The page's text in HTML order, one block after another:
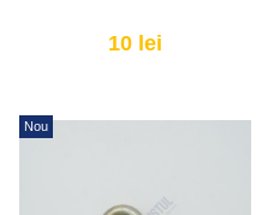
10 lei
Nou